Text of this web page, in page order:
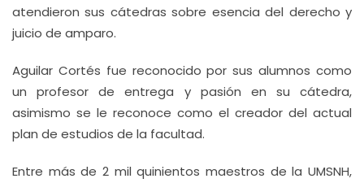
atendieron sus cátedras sobre esencia del derecho y
juicio de amparo.
Aguilar Cortés fue reconocido por sus alumnos como
un profesor de entrega y pasión en su cátedra,
asimismo se le reconoce como el creador del actual
plan de estudios de la facultad.
Entre más de 2 mil quinientos maestros de la UMSNH,